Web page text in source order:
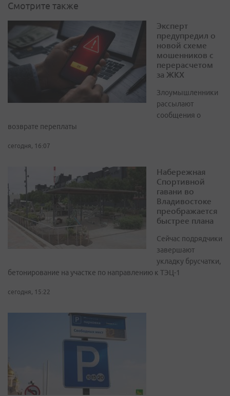
Смотрите также
Эксперт
предупредил о
новой схеме
мошенников с
перерасчетом
за ЖКХ
Злоумышленники
рассылают
сообщения о
возврате переплаты
сегодня, 16:07
Набережная
Спортивной
гавани во
Владивостоке
преображается
быстрее плана
Сейчас подрядчики
завершают
укладку брусчатки,
бетонирование на участке по направлению к ТЭЦ-1
сегодня, 15:22